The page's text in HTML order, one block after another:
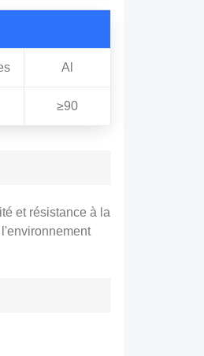
Al
≥90
et résistance à la